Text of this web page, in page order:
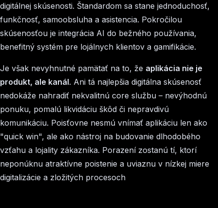
digitálnej skúsenosti. Štandardom sa stane jednoduchosť,
funkčnosť, samoobsluha a asistencia. Pokročilou
skúsenosťou je integrácia AI do bežného používania,
benefitný systém pre lojálnych klientov a gamifikácie.
Je však nevyhnutné pamätať na to, že aplikácia nie je
produkt, ale kanál. Ani tá najlepšia digitálna skúsenosť
nedokáže nahradiť nekvalitnú core službu – nevýhodnú
ponuku, pomalú likvidáciu škôd či nepravdivú
komunikáciu. Poisťovne nesmú vnímať aplikáciu len ako
"quick win", ale ako nástroj na budovanie dlhodobého
vzťahu a lojality zákazníka. Porazení zostanú tí, ktorí
neponúknu atraktívne poistenie a uviaznu v nízkej miere
digitalizácie a zložitých procesoch